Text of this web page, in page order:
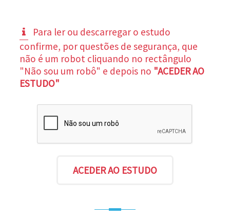
Para ler ou descarregar o estudo
confirme, por questões de segurança, que
não é um robot cliquando no rectângulo
"Não sou um robô" e depois no "ACEDER AO
ESTUDO"